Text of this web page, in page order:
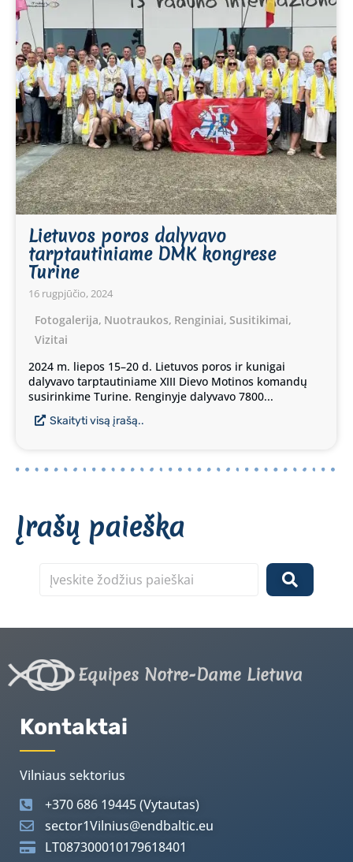
Lietuvos poros dalyvavo
tarptautiniame DMK kongrese
Turine
16 rugpjūčio, 2024
Fotogalerija, Nuotraukos, Renginiai, Susitikimai,
Vizitai
2024 m. liepos 15–20 d. Lietuvos poros ir kunigai
dalyvavo tarptautiniame XIII Dievo Motinos komandų
susirinkime Turine. Renginyje dalyvavo 7800...
Skaityti visą įrašą..
Įrašų paieška
Equipes Notre-Dame Lietuva
Kontaktai
Vilniaus sektorius
+370 686 19445 (Vytautas)
sector1Vilnius@endbaltic.eu
LT087300010179618401